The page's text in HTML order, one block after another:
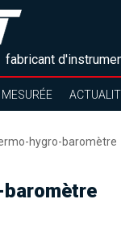
fabricant
hygro-baromètre